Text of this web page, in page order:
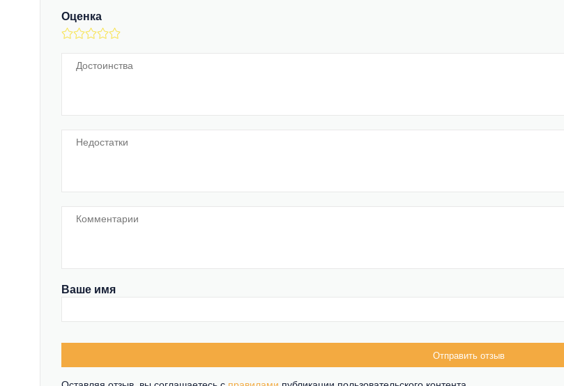
Оценка
Ваше имя
Отправить отзыв